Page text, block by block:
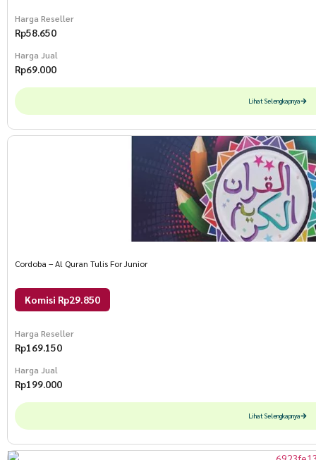
Harga Reseller
Rp58.650
Harga Jual
Rp69.000
Lihat Selengkapnya
Cordoba – Al Quran Tulis For Junior
Komisi Rp29.850
Harga Reseller
Rp169.150
Harga Jual
Rp199.000
Lihat Selengkapnya